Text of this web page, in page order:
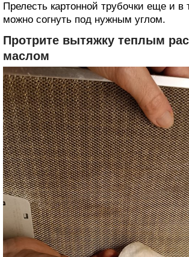
Прелесть картонной трубочки еще и в
можно согнуть под нужным углом.
Протрите вытяжку теплым
маслом